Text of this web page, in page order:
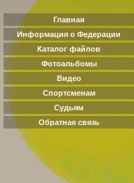
Главная
Информация о Федерации
Каталог файлов
Фотоальбомы
Видео
Спортсменам
Судьям
Обратная связь